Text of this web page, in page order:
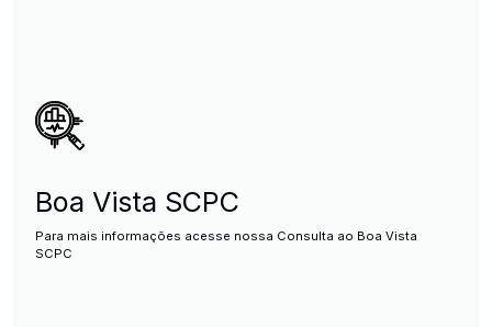
Boa Vista SCPC
Para mais informações acesse nossa Consulta ao Boa Vista
SCPC